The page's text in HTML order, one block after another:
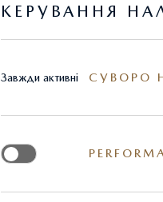
2024 р.в., що
2024 р.в., які
на день покупки
право вносити зміни
або 100 000 км пробігу
КЕРУВАННЯ
Завжди активні СУВОРО